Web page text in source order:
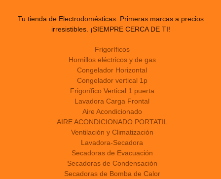
Tu tienda de Electrodomésticas. Primeras marcas a precios
irresistibles. ¡SIEMPRE CERCA DE TI!
Frigoríficos
Hornillos eléctricos y de gas
Congelador Horizontal
Congelador vertical 1p
Frigorífico Vertical 1 puerta
Lavadora Carga Frontal
Aire Acondicionado
AIRE ACONDICIONADO PORTATIL
Ventilación y Climatización
Lavadora-Secadora
Secadoras de Evacuación
Secadoras de Condensación
Secadoras de Bomba de Calor